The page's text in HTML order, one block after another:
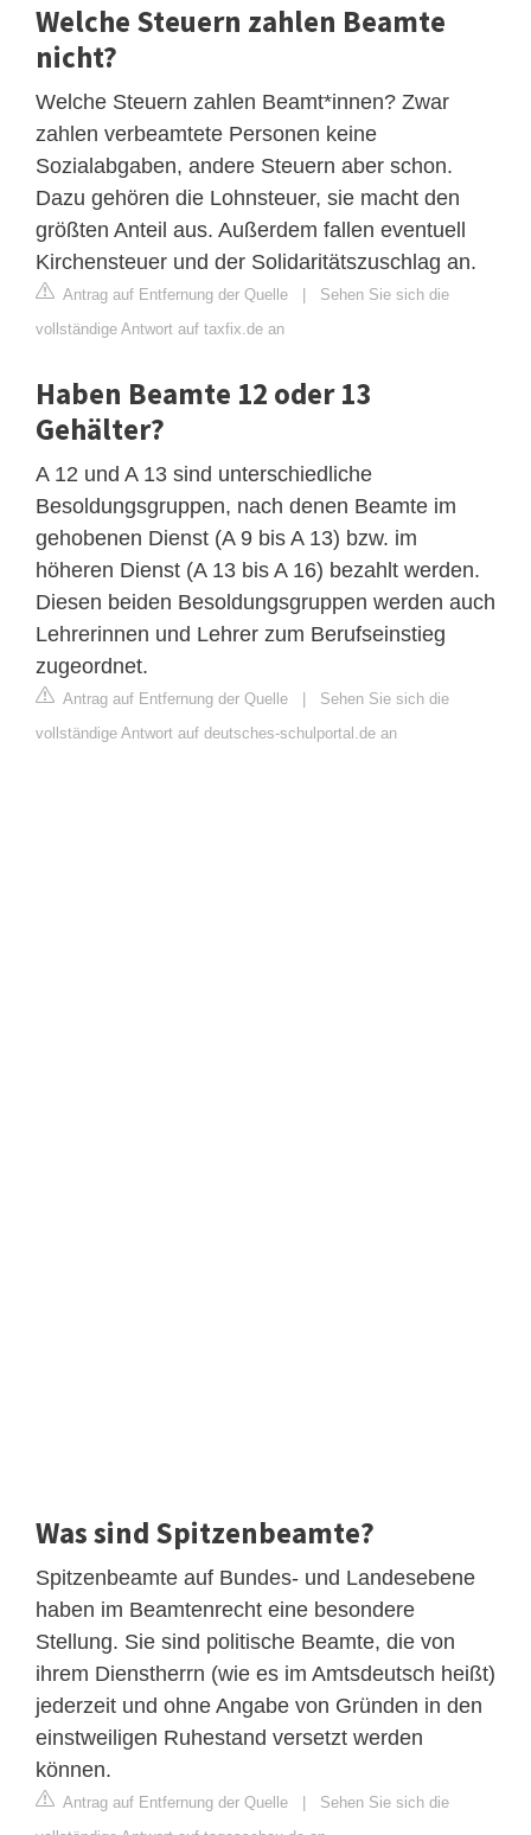
Welche Steuern zahlen Beamte
nicht?
Welche Steuern zahlen Beamt*innen? Zwar
zahlen verbeamtete Personen keine
Sozialabgaben, andere Steuern aber schon.
Dazu gehören die Lohnsteuer, sie macht den
größten Anteil aus. Außerdem fallen eventuell
Kirchensteuer und der Solidaritätszuschlag an.
Antrag auf Entfernung der Quelle | Sehen Sie sich die
vollständige Antwort auf taxfix.de an
Haben Beamte 12 oder 13
Gehälter?
A 12 und A 13 sind unterschiedliche
Besoldungsgruppen, nach denen Beamte im
gehobenen Dienst (A 9 bis A 13) bzw. im
höheren Dienst (A 13 bis A 16) bezahlt werden.
Diesen beiden Besoldungsgruppen werden auch
Lehrerinnen und Lehrer zum Berufseinstieg
zugeordnet.
Antrag auf Entfernung der Quelle | Sehen Sie sich die
vollständige Antwort auf deutsches-schulportal.de an
Was sind Spitzenbeamte?
Spitzenbeamte auf Bundes- und Landesebene
haben im Beamtenrecht eine besondere
Stellung. Sie sind politische Beamte, die von
ihrem Dienstherrn (wie es im Amtsdeutsch heißt)
jederzeit und ohne Angabe von Gründen in den
einstweiligen Ruhestand versetzt werden
können.
Antrag auf Entfernung der Quelle | Sehen Sie sich die